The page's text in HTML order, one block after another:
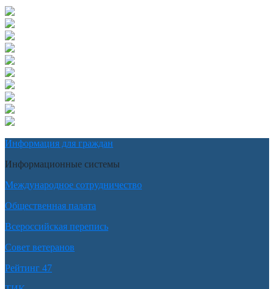
Информация для граждан
Информационные системы
Международное сотрудничество
Общественная палата
Всероссийская перепись
Совет ветеранов
Рейтинг 47